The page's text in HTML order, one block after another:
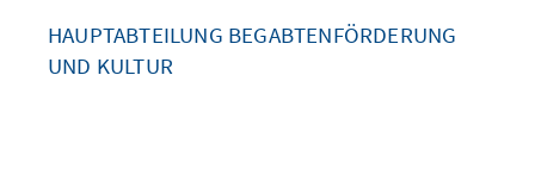
HAUPTABTEILUNG BEGABTENFÖRDERUNG
UND KULTUR